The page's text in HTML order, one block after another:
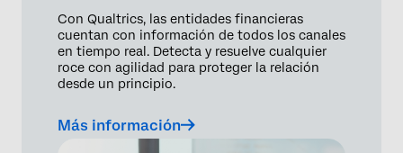
Con Qualtrics, las entidades financieras
cuentan con información de todos los canales
en tiempo real. Detecta y resuelve cualquier
roce con agilidad para proteger la relación
desde un principio.
Más información